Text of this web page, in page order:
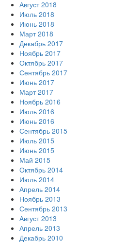
Август 2018
Июль 2018
Июнь 2018
Март 2018
Декабрь 2017
Ноябрь 2017
Октябрь 2017
Сентябрь 2017
Июнь 2017
Март 2017
Ноябрь 2016
Июль 2016
Июнь 2016
Сентябрь 2015
Июль 2015
Июнь 2015
Май 2015
Октябрь 2014
Июль 2014
Апрель 2014
Ноябрь 2013
Сентябрь 2013
Август 2013
Апрель 2013
Декабрь 2010